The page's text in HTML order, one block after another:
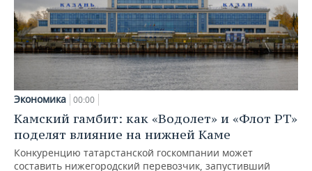
Экономика 00:00
Камский гамбит: как «Водолет» и «Флот РТ»
поделят влияние на нижней Каме
Конкуренцию татарстанской госкомпании может
составить нижегородский перевозчик, запустивший